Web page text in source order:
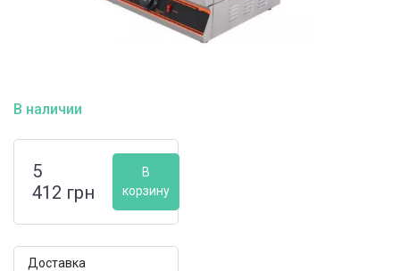
В наличии
5
412 грн
В
корзину
Доставка